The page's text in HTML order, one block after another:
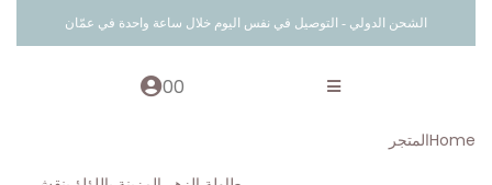
الشحن الدولي - التوصيل في نفس اليوم خلال ساعة واحدة في عمّان
00
Homeالمتجر